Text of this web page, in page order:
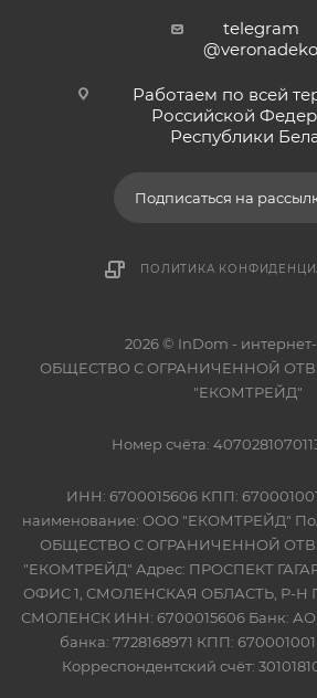
telegram
Работаем по всей
Российской
Республики
Подписаться на
ПОЛИТИКА
2026 © InDom -
ОБЩЕСТВО С ОГРАНИЧЕННОЙ
"ЕКОМТРЕЙД"
Номер счёта:
ИНН: 6700015606 КПП:
наименование: ООО "ЕКОМТРЕЙД"
ОБЩЕСТВО С ОГРАНИЧЕННОЙ
"ЕКОМТРЕЙД" Адрес: ПРОСПЕКТ
ОФИС 1, СМОЛЕНСКАЯ ОБЛАСТЬ, Р-Н
СМОЛЕНСК ИНН: 6700015606 Банк:
банка: 7728168971 КПП:
Корреспондентский счёт: